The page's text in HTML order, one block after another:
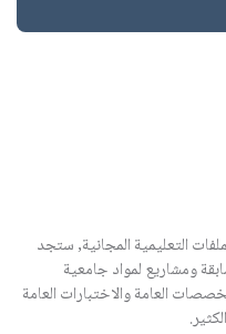
التعليمية المجانية, ستجد
ومشاريع لمواد جامعية
العامة والاختبارات العامة